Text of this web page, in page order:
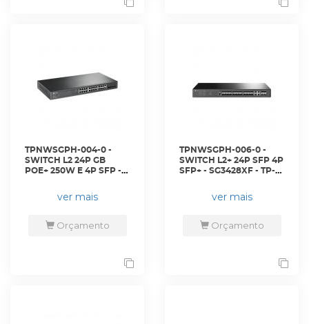
TPNWSGPH-004-0 -
SWITCH L2 24P GB
POE+ 250W E 4P SFP -
ver mais
Orçamento
TPNWSGPH-006-0 -
SWITCH L2+ 24P SFP 4P
SFP+ - SG3428XF - TP-
ver mais
Orçamento